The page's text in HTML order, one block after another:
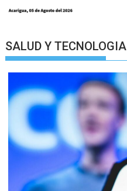
SALUD Y TECNOLOGIA